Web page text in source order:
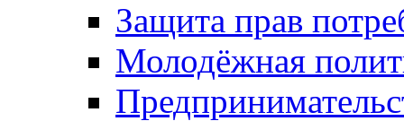
Защита прав
Молодёжная